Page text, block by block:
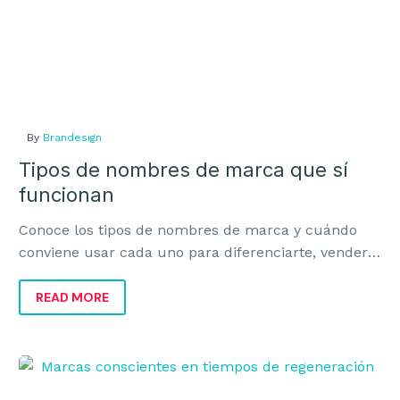
By Brandesign
Tipos de nombres de marca que sí
funcionan
Conoce los tipos de nombres de marca y cuándo
conviene usar cada uno para diferenciarte, vender
READ MORE
Marcas